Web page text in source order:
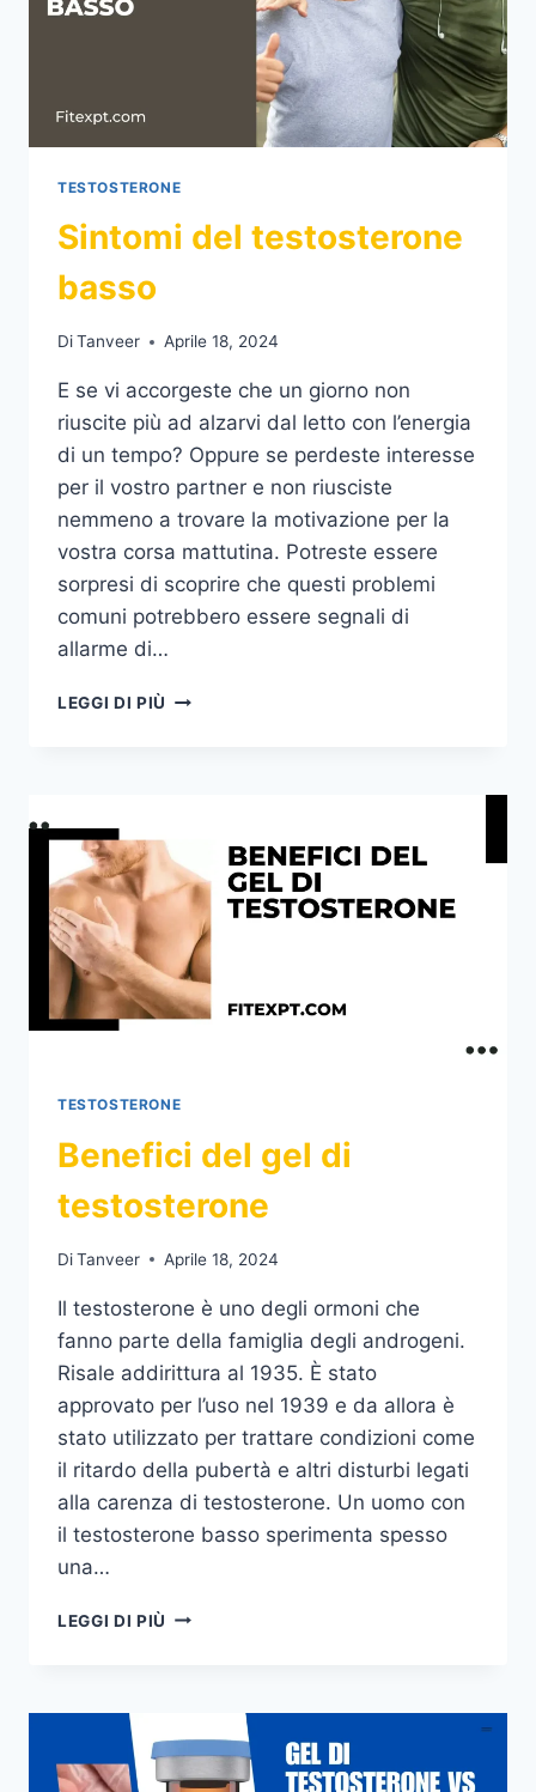
TESTOSTERONE
Sintomi del testosterone
basso
DiTanveer Aprile 18, 2024
E se vi accorgeste che un giorno non
riuscite più ad alzarvi dal letto con l’energia
di un tempo? Oppure se perdeste interesse
per il vostro partner e non riusciste
nemmeno a trovare la motivazione per la
vostra corsa mattutina. Potreste essere
sorpresi di scoprire che questi problemi
comuni potrebbero essere segnali di
allarme di…
LEGGI DI PIÙ SINTOMI
TESTOSTERONE
Benefici del gel di
testosterone
DiTanveer Aprile 18, 2024
Il testosterone è uno degli ormoni che
fanno parte della famiglia degli androgeni.
Risale addirittura al 1935. È stato
approvato per l’uso nel 1939 e da allora è
stato utilizzato per trattare condizioni come
il ritardo della pubertà e altri disturbi legati
alla carenza di testosterone. Un uomo con
il testosterone basso sperimenta spesso
una…
LEGGI DI PIÙ BENEFICI
TESTOSTERONE